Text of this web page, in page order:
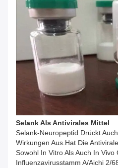
Selank Als Antivirales Mittel
Selank-Neuropeptid Drückt
Wirkungen Aus.hat Die
Sowohl In Vitro Als Auch In Vivo
Influenzavirusstamm A/Aichi 2/